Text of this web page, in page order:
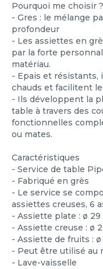
Pourquoi me choisir ?
- Gres : le mélange
profondeur
- Les assiettes en
par la forte
matériau.
- Epais et résistants,
chauds et facilitent
- Ils développent la
table à travers des
fonctionnelles
ou mates.
Caractéristiques
- Service de table
- Fabriqué en grès
- Le service se
assiettes creuses, 6
- Assiette plate : ø 29
- Assiette creuse : ø
- Assiette de fruits : ø
- Peut être utilisé au
- Lave-vaisselle